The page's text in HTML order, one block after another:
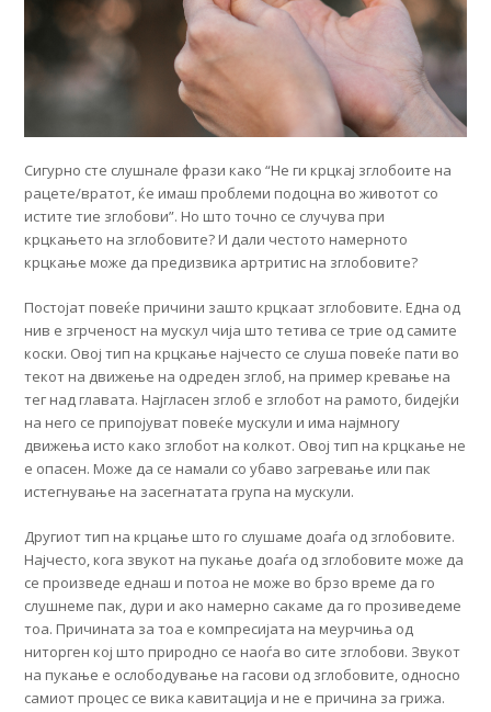
Сигурно сте слушнале фрази како “Не ги крцкај зглобоите на
рацете/вратот, ќе имаш проблеми подоцна во животот со
истите тие зглобови”. Но што точно се случува при
крцкањето на зглобовите? И дали честото намерното
крцкање може да предизвика артритис на зглобовите?
Постојат повеќе причини зашто крцкаат зглобовите. Една од
нив е згрченост на мускул чија што тетива се трие од самите
коски. Овој тип на крцкање најчесто се слуша повеќе пати во
текот на движење на одреден зглоб, на пример кревање на
тег над главата. Најгласен зглоб е зглобот на рамото, бидејќи
на него се припојуват повеќе мускули и има најмногу
движења исто како зглобот на колкот. Овој тип на крцкање не
е опасен. Може да се намали со убаво загревање или пак
истегнување на засегнатата група на мускули.
Другиот тип на крцање што го слушаме доаѓа од зглобовите.
Најчесто, кога звукот на пукање доаѓа од зглобовите може да
се произведе еднаш и потоа не може во брзо време да го
слушнеме пак, дури и ако намерно сакаме да го прозиведеме
тоа. Причината за тоа е компресијата на меурчиња од
ниторген кој што природно се наоѓа во сите зглобови. Звукот
на пукање е ослободување на гасови од зглобовите, односно
самиот процес се вика кавитација и не е причина за грижа.